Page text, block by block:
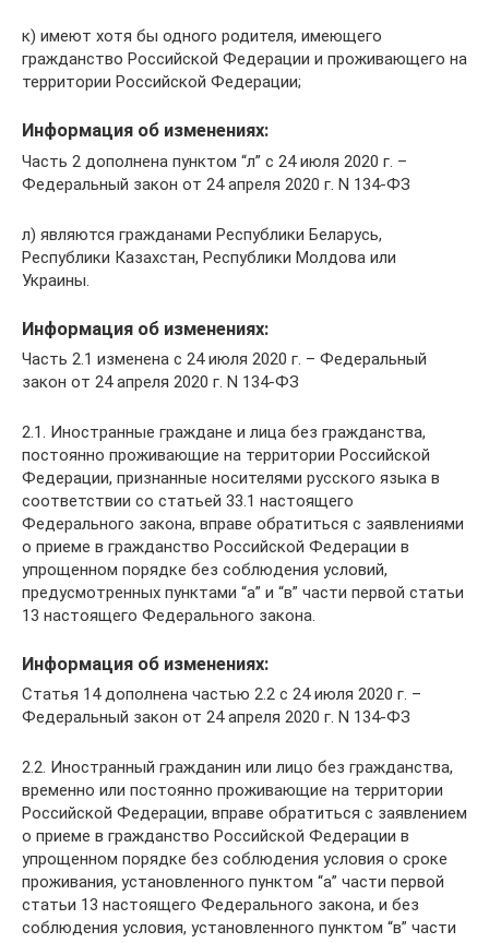
к) имеют хотя бы одного родителя, имеющего
гражданство Российской Федерации и проживающего на
территории Российской Федерации;
Информация об изменениях:
Часть 2 дополнена пунктом “л” с 24 июля 2020 г. –
Федеральный закон от 24 апреля 2020 г. N 134-ФЗ
л) являются гражданами Республики Беларусь,
Республики Казахстан, Республики Молдова или
Украины.
Информация об изменениях:
Часть 2.1 изменена с 24 июля 2020 г. – Федеральный
закон от 24 апреля 2020 г. N 134-ФЗ
2.1. Иностранные граждане и лица без гражданства,
постоянно проживающие на территории Российской
Федерации, признанные носителями русского языка в
соответствии со статьей 33.1 настоящего
Федерального закона, вправе обратиться с заявлениями
о приеме в гражданство Российской Федерации в
упрощенном порядке без соблюдения условий,
предусмотренных пунктами “а” и “в” части первой статьи
13 настоящего Федерального закона.
Информация об изменениях:
Статья 14 дополнена частью 2.2 с 24 июля 2020 г. –
Федеральный закон от 24 апреля 2020 г. N 134-ФЗ
2.2. Иностранный гражданин или лицо без гражданства,
временно или постоянно проживающие на территории
Российской Федерации, вправе обратиться с заявлением
о приеме в гражданство Российской Федерации в
упрощенном порядке без соблюдения условия о сроке
проживания, установленного пунктом “а” части первой
статьи 13 настоящего Федерального закона, и без
соблюдения условия, установленного пунктом “в” части